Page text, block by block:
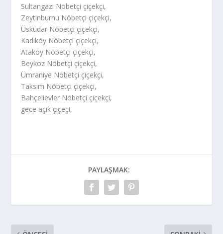
Sultangazi Nöbetçi çiçekçi,
Zeytinburnu Nöbetçi çiçekçi,
Üsküdar Nöbetçi çiçekçi,
Kadıköy Nöbetçi çiçekçi,
Ataköy Nöbetçi çiçekçi,
Beykoz Nöbetçi çiçekçi,
Ümraniye Nöbetçi çiçekçi,
Taksim Nöbetçi çiçekçi,
Bahçelievler Nöbetçi çiçekçi,
gece açık çiçeçi,
PAYLAŞMAK: